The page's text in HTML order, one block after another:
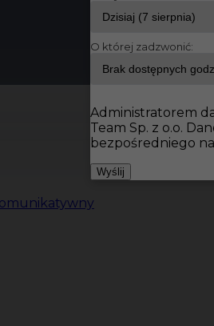
O której zadzwonić:
Administratorem
Team Sp. z o.o.
bezpośredniego
Wyślij